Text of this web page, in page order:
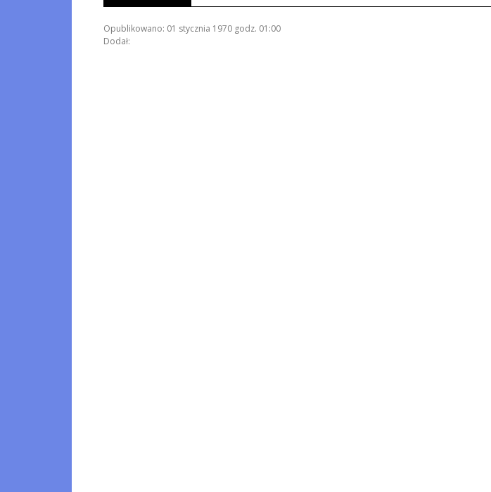
Opublikowano: 01 stycznia 1970 godz. 01:00
Dodał: